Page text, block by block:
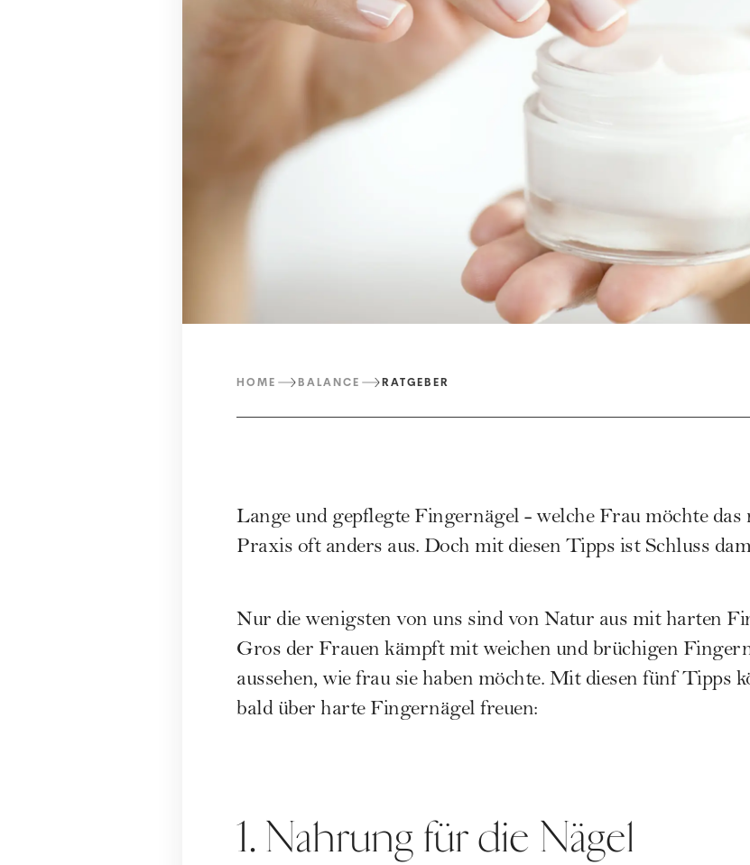
HOME BALANCE RATGEBER
Lange und gepflegte Fingernägel - welche Frau möchte das
Praxis oft anders aus. Doch mit diesen Tipps ist Schluss
Nur die wenigsten von uns sind von Natur aus mit harten
Gros der Frauen kämpft mit weichen und brüchigen
aussehen, wie frau sie haben möchte. Mit diesen fünf Tipps
bald über harte Fingernägel freuen:
1. Nahrung für die Nägel